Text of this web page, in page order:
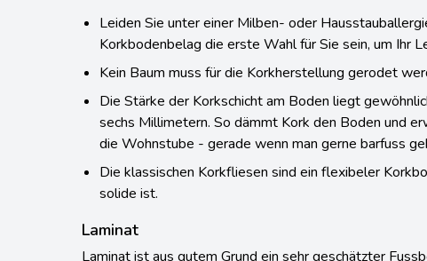
Leiden Sie unter einer Milben- oder
Korkbodenbelag die erste Wahl für Sie sein, um Ihr
Kein Baum muss für die Korkherstellung gerodet
Die Stärke der Korkschicht am Boden liegt
sechs Millimetern. So dämmt Kork den Boden und
die Wohnstube - gerade wenn man gerne barfuss
Die klassischen Korkfliesen sind ein flexibeler
Laminat